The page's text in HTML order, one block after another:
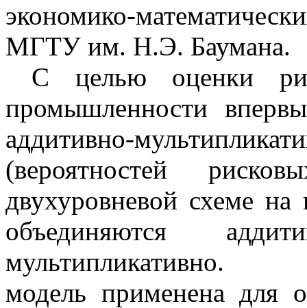
экономико-
МГТУ им. Н.Э. Баумана.
С целью оценки
промышленности
аддитивно-
(вероятностей
двухуровневой схеме
объединяются
мультипликативно.
модель применена для